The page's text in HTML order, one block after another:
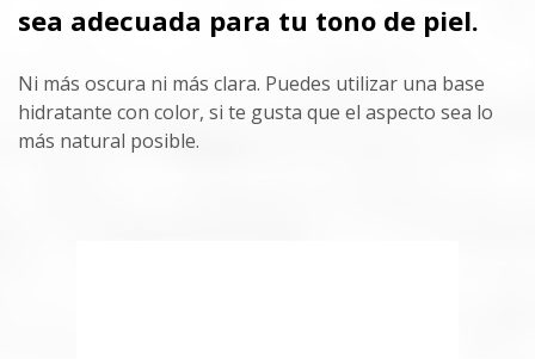
sea adecuada para tu tono de piel.
Ni más oscura ni más clara. Puedes utilizar una base
hidratante con color, si te gusta que el aspecto sea lo
más natural posible.